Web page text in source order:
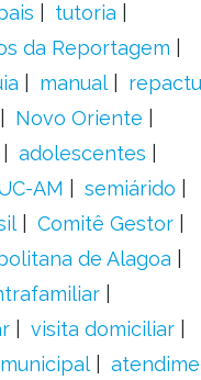
tutoria
da Reportagem
manual
Novo Oriente
adolescentes
AM
semiárido
Comitê Gestor
de Alagoa
visita domiciliar